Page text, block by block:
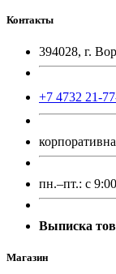
Контакты
394028, г.
+7 4732 21-
пн.–пт.: с
Выписка
Магазин